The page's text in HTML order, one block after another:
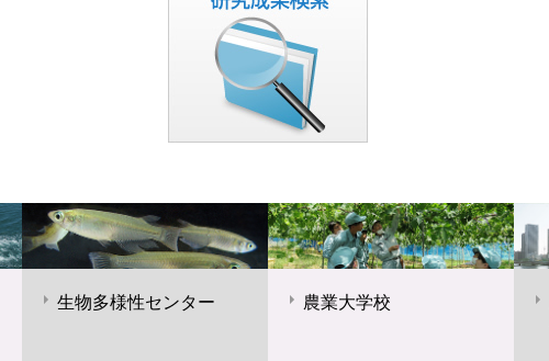
生物多様性センター 農業大学校